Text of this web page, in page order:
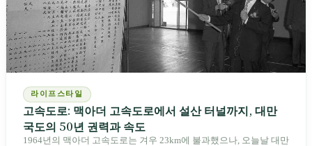
라이프스타일
고속도로: 맥아더 고속도로에서 설산 터널까지, 대만
국도의 50년 권력과 속도
1964년의 맥아더 고속도로는 겨우 23km에 불과했으나, 오늘날 대만